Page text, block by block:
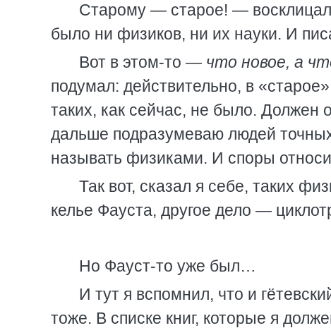
Старому — старое! —
было ни физиков, ни их науки. И
Вот в этом-то — что новое, а
подумал: действительно, в
таких, как сейчас, не было. Должен
дальше подразумеваю людей
называть физиками. И споры
Так вот, сказал я себе, таких
келье Фауста, другое дело —
Но Фауст-то уже был…
И тут я вспомнил, что и
тоже. В списке книг, которые я